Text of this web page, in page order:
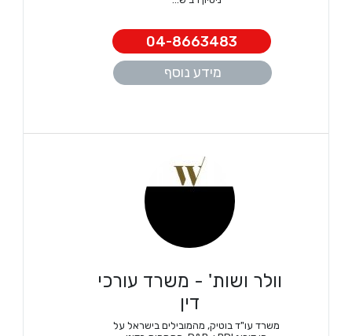
04-8663483
מידע נוסף
וולר ושות' - משרד עורכי
דין
משרד עו"ד בוטיק, מהמובילים בישראל על